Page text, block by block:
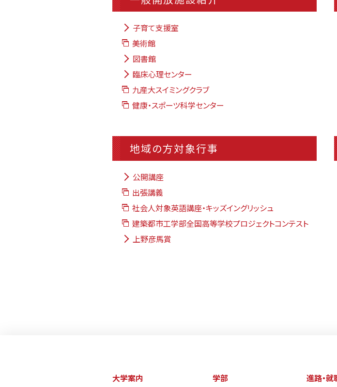
子育て支援室
美術館
図書館
臨床心理センター
九産大スイミングクラブ
健康・スポーツ科学センター
地域の方対象行事
公開講座
出張講義
社会人対象英語講座・キッズイングリッシュ
建築都市工学部全国高等学校プロジェクトコンテスト
上野彦馬賞
大学案内 学部 進路・就